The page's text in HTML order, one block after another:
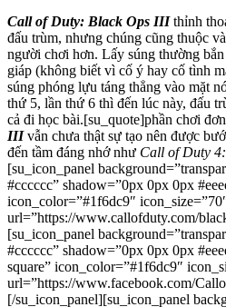
Call of Duty: Black Ops IIIthỉnh
đấu trùm, nhưng chúng cũng thuộc
người chơi hơn. Lấy súng thường
giáp (không biết vì cố ý hay cố tình
súng phóng lựu táng thẳng vào mặt
thứ 5, lần thứ 6 thì đến lúc này, đấu
cả đi học bài.[su_quote]phần chơi
IIIvẫn chưa thật sự tạo nên được
đến tầm đáng nhớ như Call of Duty
[su_icon_panel
#cccccc” shadow=”0px 0px 0px
icon_color=”#1f6dc9″
url=”https://www.callofduty.com/
[su_icon_panel
#cccccc” shadow=”0px 0px 0px
square” icon_color=”#1f6dc9″
url=”https://www.facebook.com/
[/su_icon_panel][su_icon_panel